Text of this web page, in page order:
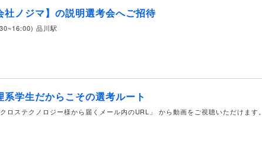
社ノジマ】の説明選考会へご招待
品川駅
系学生だからこその選考ルート
クロステクノロジー様から届くメール内のURL」 から動画をご視聴いただけます。